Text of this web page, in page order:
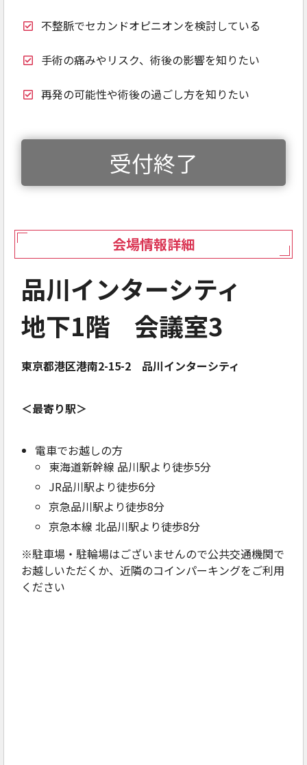
不整脈でセカンドオピニオンを検討している
手術の痛みやリスク、術後の影響を知りたい
再発の可能性や術後の過ごし方を知りたい
受付終了
会場情報詳細
品川インターシティ
地下1階 会議室3
東京都港区港南2-15-2 品川インターシティ
＜最寄り駅＞
電車でお越しの方
東海道新幹線 品川駅より徒歩5分
JR品川駅より徒歩6分
京急品川駅より徒歩8分
京急本線 北品川駅より徒歩8分
※駐車場・駐輪場はございませんので公共交通機関で
お越しいただくか、近隣のコインパーキングをご利用
ください